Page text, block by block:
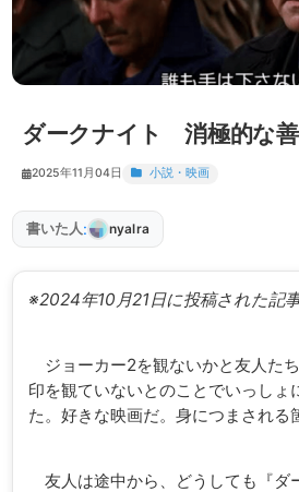
ダークナイト 消極的な善
2025年11月04日 小説・映画
書いた人 : nyalra
※2024年10月21日に投稿された記
ジョーカー2を観ないかと友人た
印を観ていないとのことでいっしょ
た。好きな映画だ。身につまされる
友人は途中から、どうしても『ダ